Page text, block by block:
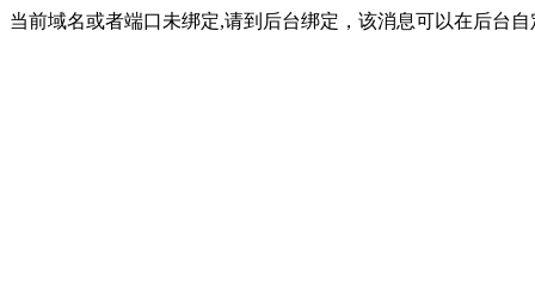
当前域名或者端口未绑定,请到后台绑定，该消息可以在后台自